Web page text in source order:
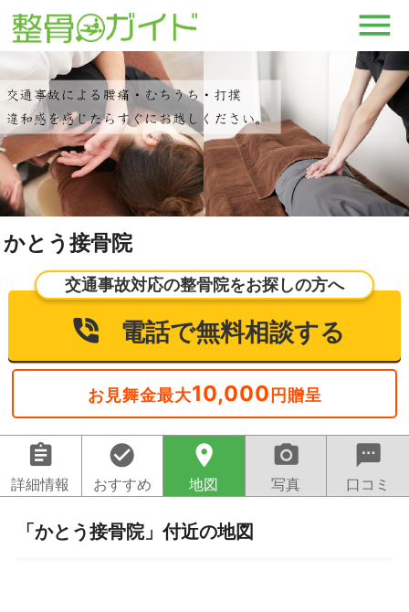
かとう接骨院
交通事故対応の整骨院をお探しの方へ
電話で無料相談する
お見舞金最大10,000 円贈呈
assignment
詳細情報
check_circle
おすすめ
location_on
地図
camera_alt
写真
sms
口コミ
「かとう接骨院」付近の地図